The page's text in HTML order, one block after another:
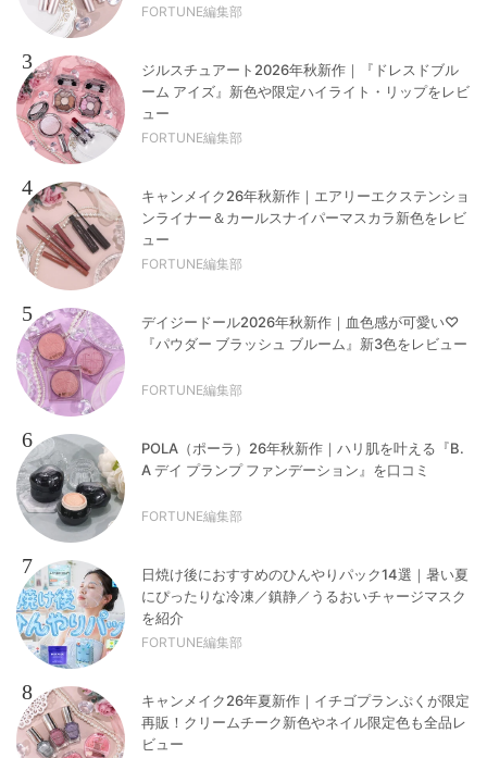
FORTUNE編集部
3
ジルスチュアート2026年秋新作｜『ドレスドブル
ーム アイズ』新色や限定ハイライト・リップをレビ
ュー
FORTUNE編集部
4
キャンメイク26年秋新作｜エアリーエクステンショ
ンライナー＆カールスナイパーマスカラ新色をレビ
ュー
FORTUNE編集部
5
デイジードール2026年秋新作｜血色感が可愛い♡
『パウダー ブラッシュ ブルーム』新3色をレビュー
FORTUNE編集部
6
POLA（ポーラ）26年秋新作｜ハリ肌を叶える『B.
A デイ プランプ ファンデーション』を口コミ
FORTUNE編集部
7
日焼け後におすすめのひんやりパック14選｜暑い夏
にぴったりな冷凍／鎮静／うるおいチャージマスク
を紹介
FORTUNE編集部
8
キャンメイク26年夏新作｜イチゴプランぷくが限定
再販！クリームチーク新色やネイル限定色も全品レ
ビュー